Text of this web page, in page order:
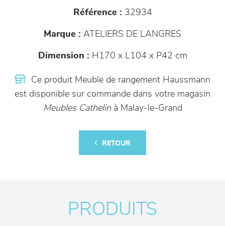
Référence : 32934
Marque : ATELIERS DE LANGRES
Dimension : H170 x L104 x P42 cm
Ce produit Meuble de rangement Haussmann
est disponible sur commande dans votre magasin
Meubles Cathelinà Malay-le-Grand
RETOUR
PRODUITS